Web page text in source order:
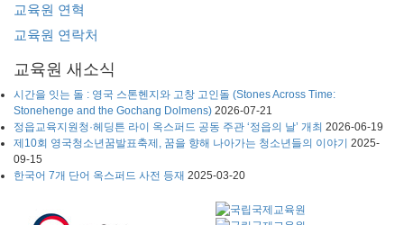
교육원 연혁
교육원 연락처
교육원 새소식
시간을 잇는 돌 : 영국 스톤헨지와 고창 고인돌 (Stones Across Time:
Stonehenge and the Gochang Dolmens) 2026-07-21
정읍교육지원청·헤딩튼 라이 옥스퍼드 공동 주관 ‘정읍의 날’ 개최 2026-06-19
제10회 영국청소년꿈발표축제, 꿈을 향해 나아가는 청소년들의 이야기 2025-
09-15
한국어 7개 단어 옥스퍼드 사전 등재 2025-03-20